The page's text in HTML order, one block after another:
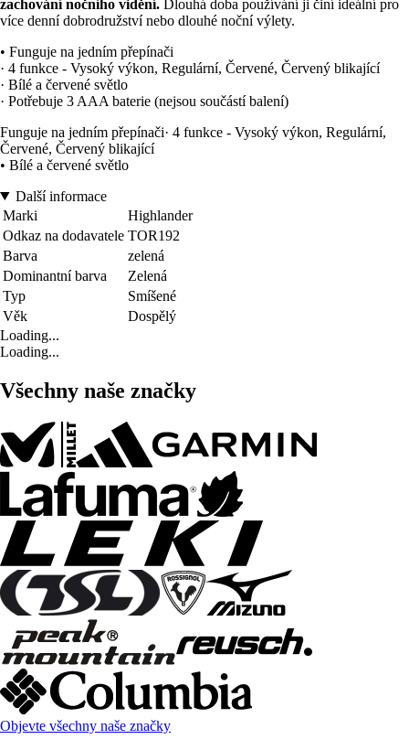
zachování nočního vidění. Dlouhá doba používání ji činí ideální pro
více denní dobrodružství nebo dlouhé noční výlety.
• Funguje na jedním přepínači
· 4 funkce - Vysoký výkon, Regulární, Červené, Červený blikající
· Bílé a červené světlo
· Potřebuje 3 AAA baterie (nejsou součástí balení)
Funguje na jedním přepínači· 4 funkce - Vysoký výkon, Regulární,
Červené, Červený blikající
• Bílé a červené světlo
Další informace
Marki
Highlander
Odkaz na dodavatele TOR192
Barva
zelená
Dominantní barva
Zelená
Typ
Smíšené
Věk
Dospělý
Loading...
Loading...
Všechny naše značky
Objevte všechny naše značky